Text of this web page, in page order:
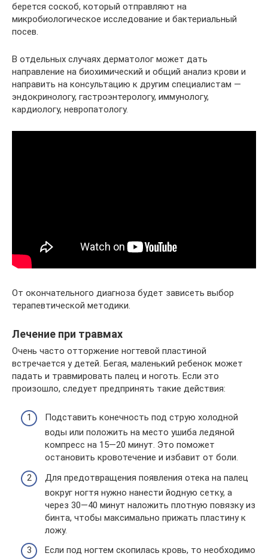
берется соскоб, который отправляют на
микробиологическое исследование и бактериальный
посев.
В отдельных случаях дерматолог может дать
направление на биохимический и общий анализ крови и
направить на консультацию к другим специалистам —
эндокринологу, гастроэнтерологу, иммунологу,
кардиологу, невропатологу.
От окончательного диагноза будет зависеть выбор
терапевтической методики.
Лечение при травмах
Очень часто отторжение ногтевой пластиной
встречается у детей. Бегая, маленький ребенок может
падать и травмировать палец и ноготь. Если это
произошло, следует предпринять такие действия:
Подставить конечность под струю холодной
воды или положить на место ушиба ледяной
компресс на 15—20 минут. Это поможет
остановить кровотечение и избавит от боли.
Для предотвращения появления отека на палец
вокруг ногтя нужно нанести йодную сетку, а
через 30—40 минут наложить плотную повязку из
бинта, чтобы максимально прижать пластину к
ложу.
Если под ногтем скопилась кровь, то необходимо